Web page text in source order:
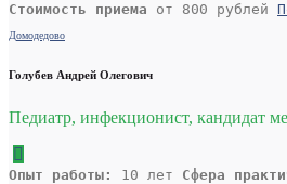
Стоимость приема от 800 рублей
Домодедово
Голубев Андрей Олегович
Педиатр, инфекционист, кандидат
Опыт работы: 10 лет Сфера